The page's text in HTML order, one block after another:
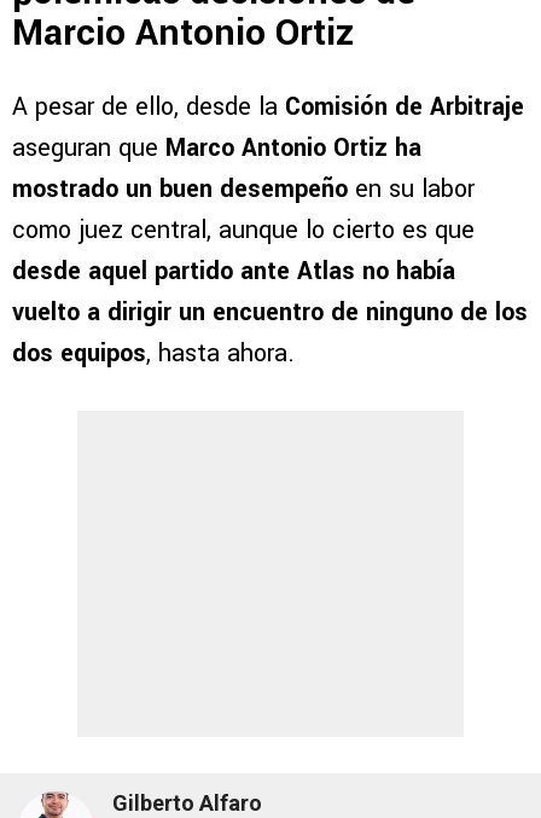
Marcio Antonio Ortiz
A pesar de ello, desde la Comisión de Arbitraje
aseguran que Marco Antonio Ortiz ha
mostrado un buen desempeño en su labor
como juez central, aunque lo cierto es que
desde aquel partido ante Atlas no había
vuelto a dirigir un encuentro de ninguno de los
dos equipos, hasta ahora.
Gilberto Alfaro